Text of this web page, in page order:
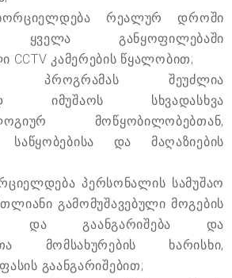
რეალურ დროში
ყველა განყოფილებაში
CCTV კამერების წყალობით;
პროგრამას შეუძლია
იმუშაოს სხვადასხვა
მოწყობილობებთან,
საწყობებისა და მაღაზიების
პერსონალის სამუშაო
გამომუშავებული მოგების
და გაანგარიშება და
მომსახურების ხარისხი,
გაანგარიშებით;